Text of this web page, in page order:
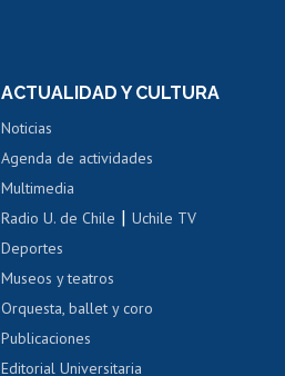
Portal de movilidad interna
Certificado de renta
Certificado de renta
Acoso laboral, sexual y violencia
ACTUALIDAD Y CULTURA
Noticias
Agenda de actividades
Multimedia
Radio U. de Chile |Uchile TV
Deportes
Museos y teatros
Orquesta, ballet y coro
Publicaciones
Editorial Universitaria